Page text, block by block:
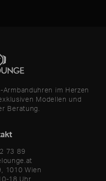
im Herzen
Modellen und
Beratung.
73 89
1010 Wien
18 Uhr